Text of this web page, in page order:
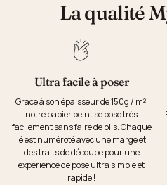
La qualité
Ultra facile à poser
Grace à son épaisseur de 150g / m²,
notre papier peint se pose très
facilement sans faire de plis. Chaque
lé est numéroté avec une marge et
des traits de découpe pour une
expérience de pose ultra simple et
rapide !